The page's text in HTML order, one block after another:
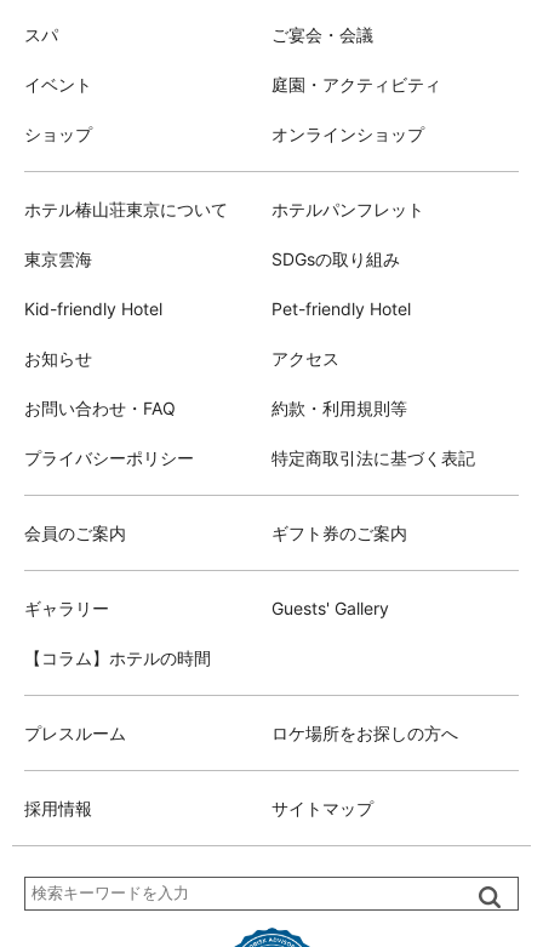
スパ ご宴会・会議
イベント 庭園・アクティビティ
ショップ オンラインショップ
ホテル椿山荘東京について ホテルパンフレット
東京雲海 SDGsの取り組み
Kid-friendly Hotel Pet-friendly Hotel
お知らせ アクセス
お問い合わせ・FAQ 約款・利用規則等
プライバシーポリシー 特定商取引法に基づく表記
会員のご案内 ギフト券のご案内
ギャラリー Guests' Gallery
【コラム】ホテルの時間
プレスルーム ロケ場所をお探しの方へ
採用情報 サイトマップ